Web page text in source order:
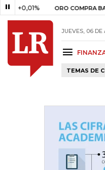
ORO COMPRA BANCO DE
JUEVES, 06
TEMAS DE